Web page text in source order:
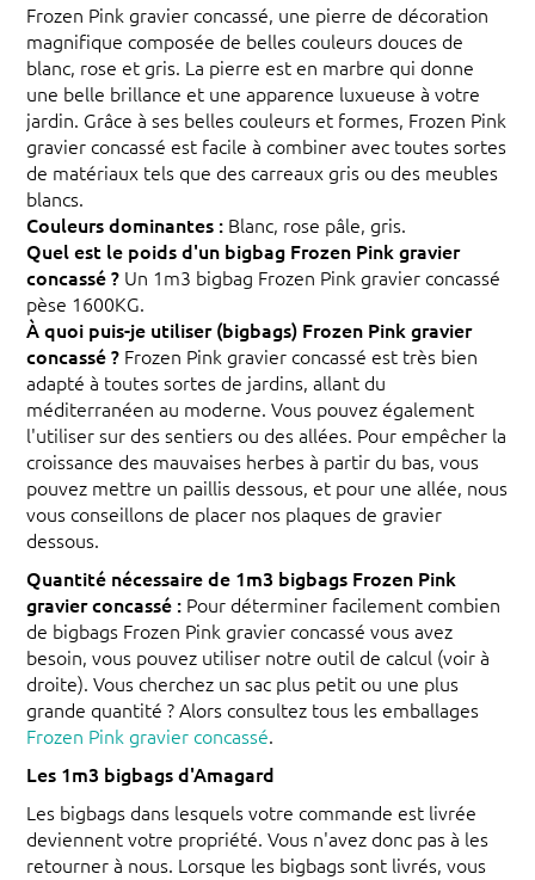
Frozen Pink gravier concassé, une pierre de décoration
magnifique composée de belles couleurs douces de
blanc, rose et gris. La pierre est en marbre qui donne
une belle brillance et une apparence luxueuse à votre
jardin. Grâce à ses belles couleurs et formes, Frozen Pink
gravier concassé est facile à combiner avec toutes sortes
de matériaux tels que des carreaux gris ou des meubles
blancs.
Couleurs dominantes : Blanc, rose pâle, gris.
Quel est le poids d'un bigbag Frozen Pink gravier
concassé ? Un 1m3 bigbag Frozen Pink gravier concassé
pèse 1600KG.
À quoi puis-je utiliser (bigbags) Frozen Pink gravier
concassé ? Frozen Pink gravier concassé est très bien
adapté à toutes sortes de jardins, allant du
méditerranéen au moderne. Vous pouvez également
l'utiliser sur des sentiers ou des allées. Pour empêcher la
croissance des mauvaises herbes à partir du bas, vous
pouvez mettre un paillis dessous, et pour une allée, nous
vous conseillons de placer nos plaques de gravier
dessous.
Quantité nécessaire de 1m3 bigbags Frozen Pink
gravier concassé : Pour déterminer facilement combien
de bigbags Frozen Pink gravier concassé vous avez
besoin, vous pouvez utiliser notre outil de calcul (voir à
droite). Vous cherchez un sac plus petit ou une plus
grande quantité ? Alors consultez tous les emballages
Frozen Pink gravier concassé.
Les 1m3 bigbags d'Amagard
Les bigbags dans lesquels votre commande est livrée
deviennent votre propriété. Vous n'avez donc pas à les
retourner à nous. Lorsque les bigbags sont livrés, vous